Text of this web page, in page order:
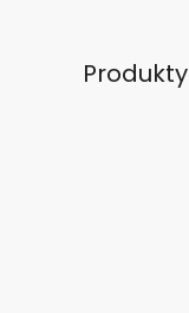
Můžete